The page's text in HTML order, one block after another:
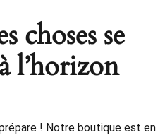
choses se
l’horizon
! Notre boutique est en